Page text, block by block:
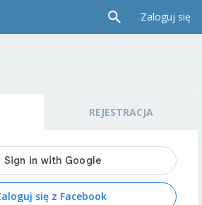
Zaloguj się
REJESTRACJA
się z Facebook